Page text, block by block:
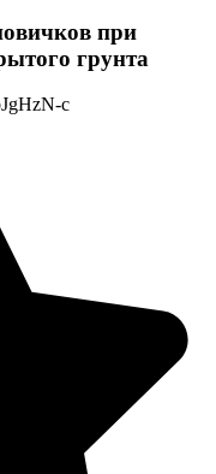
при
грунта
c